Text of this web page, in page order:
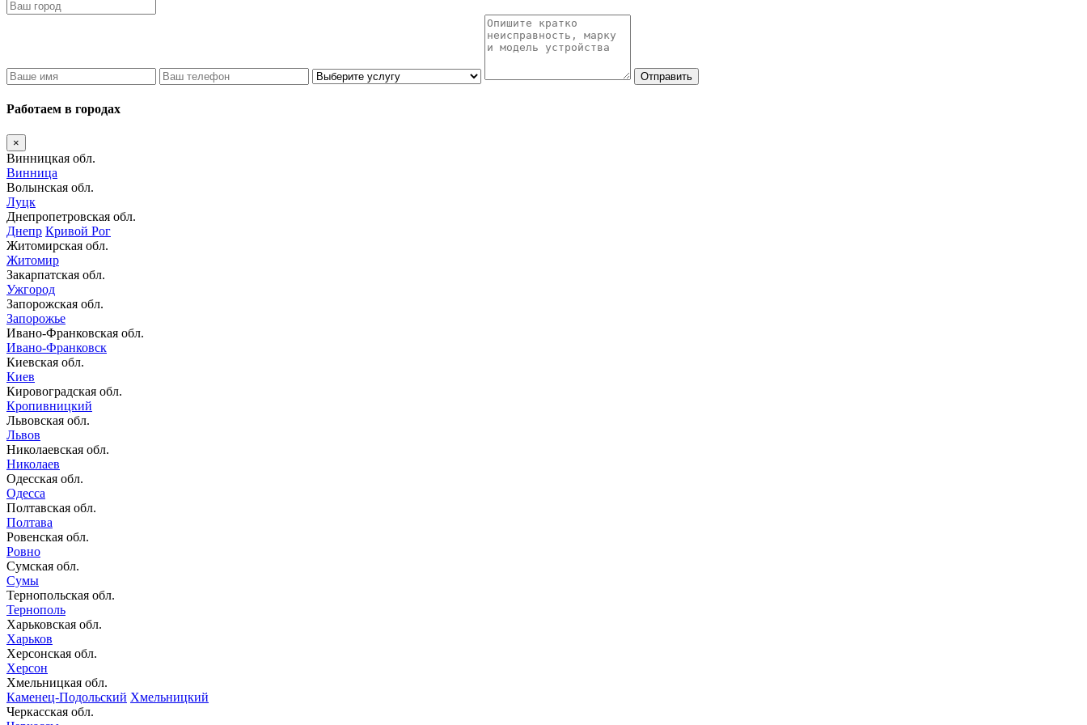
Отправить
Работаем в городах
×
Винницкая обл.
Винница
Волынская обл.
Луцк
Днепропетровская обл.
Днепр Кривой Рог
Житомирская обл.
Житомир
Закарпатская обл.
Ужгород
Запорожская обл.
Запорожье
Ивано-Франковская обл.
Ивано-Франковск
Киевская обл.
Киев
Кировоградская обл.
Кропивницкий
Львовская обл.
Львов
Николаевская обл.
Николаев
Одесская обл.
Одесса
Полтавская обл.
Полтава
Ровенская обл.
Ровно
Сумская обл.
Сумы
Тернопольская обл.
Тернополь
Харьковская обл.
Харьков
Херсонская обл.
Херсон
Хмельницкая обл.
Каменец-Подольский Хмельницкий
Черкасская обл.